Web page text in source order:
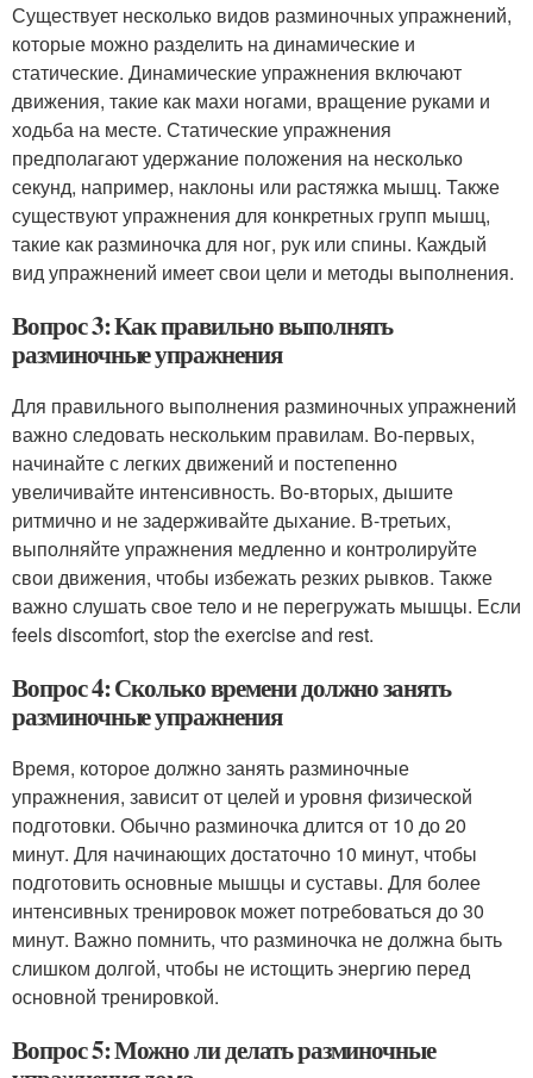
Существует несколько видов разминочных упражнений,
которые можно разделить на динамические и
статические. Динамические упражнения включают
движения, такие как махи ногами, вращение руками и
ходьба на месте. Статические упражнения
предполагают удержание положения на несколько
секунд, например, наклоны или растяжка мышц. Также
существуют упражнения для конкретных групп мышц,
такие как разминочка для ног, рук или спины. Каждый
вид упражнений имеет свои цели и методы выполнения.
Вопрос 3: Как правильно выполнять
разминочные упражнения
Для правильного выполнения разминочных упражнений
важно следовать нескольким правилам. Во-первых,
начинайте с легких движений и постепенно
увеличивайте интенсивность. Во-вторых, дышите
ритмично и не задерживайте дыхание. В-третьих,
выполняйте упражнения медленно и контролируйте
свои движения, чтобы избежать резких рывков. Также
важно слушать свое тело и не перегружать мышцы. Если
feels discomfort, stop the exercise and rest.
Вопрос 4: Сколько времени должно занять
разминочные упражнения
Время, которое должно занять разминочные
упражнения, зависит от целей и уровня физической
подготовки. Обычно разминочка длится от 10 до 20
минут. Для начинающих достаточно 10 минут, чтобы
подготовить основные мышцы и суставы. Для более
интенсивных тренировок может потребоваться до 30
минут. Важно помнить, что разминочка не должна быть
слишком долгой, чтобы не истощить энергию перед
основной тренировкой.
Вопрос 5: Можно ли делать разминочные